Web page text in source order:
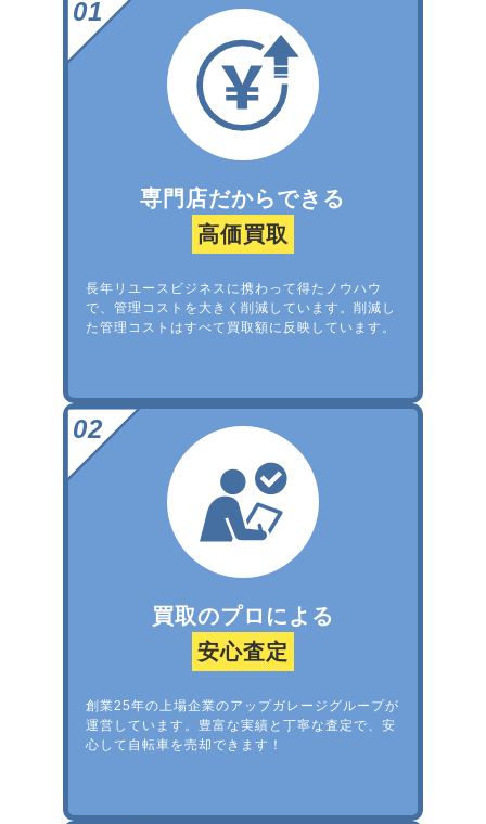
専門店だからできる
高価買取
長年リユースビジネスに携わって得たノウハウ
で、管理コストを大きく削減しています。削減し
た管理コストはすべて買取額に反映しています。
買取のプロによる
安心査定
創業25年の上場企業のアップガレージグループが
運営しています。豊富な実績と丁寧な査定で、安
心して自転車を売却できます！